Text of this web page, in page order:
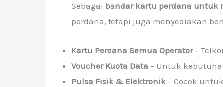
Sebagai bandar kartu perdana untuk
perdana, tetapi juga menyediakan
Kartu Perdana Semua Operator–
Voucher Kuota Data – Untuk
Pulsa Fisik & Elektronik – Cocok